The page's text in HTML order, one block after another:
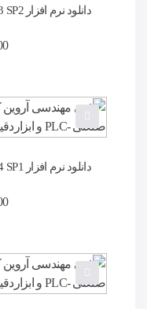
دانلود نرم افزار SIMATIC NET v13 SP2
دانلود نرم افزار SIMATIC NET v14 SP1